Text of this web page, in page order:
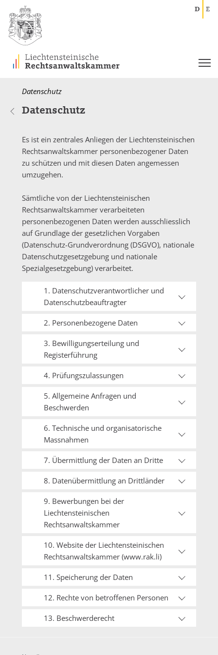
D E
Current:
Datenschutz
Datenschutz
Es ist ein zentrales Anliegen der Liechtensteinischen
Rechtsanwaltskammer personenbezogener Daten
zu schützen und mit diesen Daten angemessen
umzugehen.
Sämtliche von der Liechtensteinischen
Rechtsanwaltskammer verarbeiteten
personenbezogenen Daten werden ausschliesslich
auf Grundlage der gesetzlichen Vorgaben
(Datenschutz-Grundverordnung (DSGVO), nationale
Datenschutzgesetzgebung und nationale
Spezialgesetzgebung) verarbeitet.
1. Datenschutzverantwortlicher und
Datenschutzbeauftragter
2. Personenbezogene Daten
3. Bewilligungserteilung und
Registerführung
4. Prüfungszulassungen
5. Allgemeine Anfragen und
Beschwerden
6. Technische und organisatorische
Massnahmen
7. Übermittlung der Daten an Dritte
8. Datenübermittlung an Drittländer
9. Bewerbungen bei der
Liechtensteinischen
Rechtsanwaltskammer
10. Website der Liechtensteinischen
Rechtsanwaltskammer (www.rak.li)
11. Speicherung der Daten
12. Rechte von betroffenen Personen
13. Beschwerderecht